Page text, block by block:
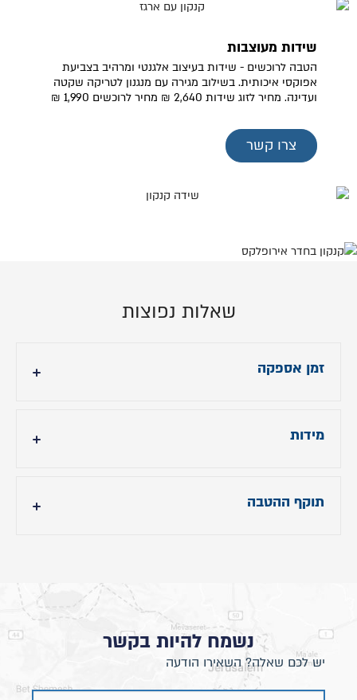
שידות מעוצבות
הטבה לרוכשים - שידות בעיצוב אלגנטי ומרהיב בצביעת
אפוקסי איכותית. בשילוב מגירה עם מנגנון לטריקה שקטה
ועדינה. מחיר לזוג שידות 2,640 ₪ מחיר לרוכשים 1,990 ₪
צרו קשר
שאלות נפוצות
זמן אספקה
מידות
- גובה ראש מיטה:
כ- 105 ס״מ
תוקף ההטבה
נשמח להיות בקשר
יש לכם שאלה? השאירו הודעה